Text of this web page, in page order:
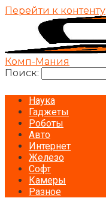
Перейти к контенту
Комп-Мания
Поиск:
Наука
Гаджеты
Роботы
Авто
Интернет
Железо
Софт
Камеры
Разное